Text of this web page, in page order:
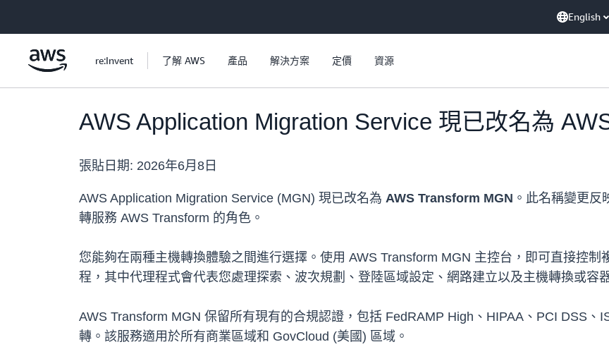
English
re:Invent 了解 AWS 產品 解決方案 定價 資源
AWS Application Migration Service 現已改名為
張貼日期: 2026年6月8日
AWS Application Migration Service (MGN) 現已改名為 AWS Transform MGN 。此名稱變更
轉服務 AWS Transform 的角色。
您能夠在兩種主機轉換體驗之間進行選擇。使用 AWS Transform MGN 主控台，即可直接控
程，其中代理程式會代表您處理探索、波次規劃、登陸區域設定、網路建立以及主機轉換或容
AWS Transform MGN 保留所有現有的合規認證，包括 FedRAMP High、HIPAA、PCI DSS
轉。該服務適用於所有商業區域和 GovCloud (美國) 區域。